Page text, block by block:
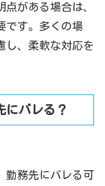
がある場合は、
です。多くの場
し、柔軟な対応を
にバレる？
勤務先にバレる可